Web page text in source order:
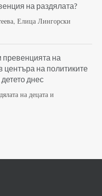
на раздялата?
Елица Лингорски
превенцията на
центъра на политиките
днес
на децата и